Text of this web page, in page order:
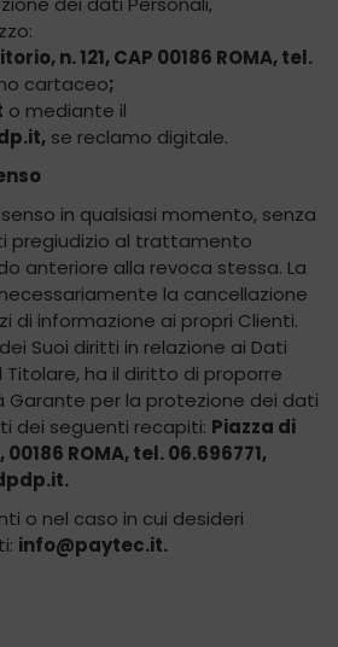
n. 121, CAP 00186 ROMA, tel.
cartaceo;
o mediante il
se reclamo digitale.
in qualsiasi momento, senza
pregiudizio al trattamento
anteriore alla revoca stessa. La
la cancellazione
di informazione ai propri Clienti.
Suoi diritti in relazione ai Dati
ha il diritto di proporre
Garante per la protezione dei dati
dei seguenti recapiti: Piazza di
ROMA,tel. 06.696771,
o nel caso in cui desideri
info@paytec.it.